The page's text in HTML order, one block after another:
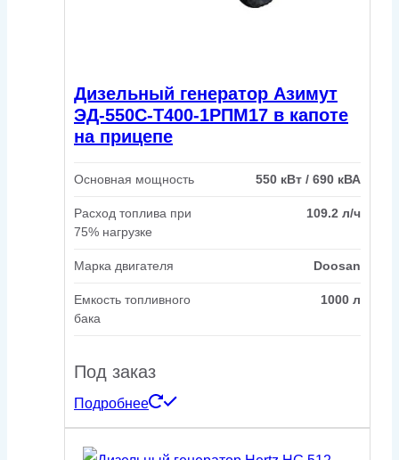
Дизельный генератор Азимут
ЭД-550С-Т400-1РПМ17 в капоте
на прицепе
Основная мощность 550 кВт / 690 кВА
Расход топлива при
75% нагрузке
109.2 л/ч
Марка двигателя Doosan
Емкость топливного
бака
1000 л
Под заказ
Подробнее